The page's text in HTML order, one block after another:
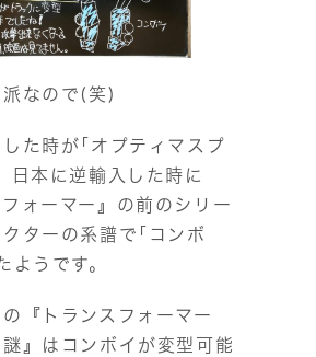
なので(笑)
た時が｢オプティマスプ
日本に逆輸入した時に
フォーマー』の前のシリー
ターの系譜で｢コンボ
ようです。
『トランスフォーマー
』はコンボイが変型可能